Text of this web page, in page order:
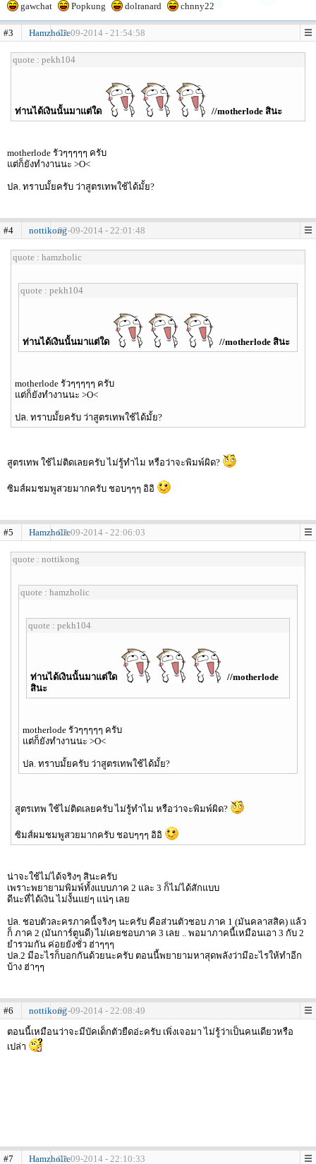
gawchat Popkung dolranard chnny22
#3 Hamzholic02-09-2014 - 21:54:58
quote : pekh104
ท่านได้เงินนั้นมาแต่ใด //motherlode สินะ
motherlode รัวๆๆๆๆๆ ครับ
แต่ก็ยังทำงานนะ >O<
ปล. ทราบมั้ยครับ ว่าสูตรเทพใช้ได้มั้ย?
#4 nottikong02-09-2014 - 22:01:48
quote : hamzholic
quote : pekh104
ท่านได้เงินนั้นมาแต่ใด //motherlode สินะ
motherlode รัวๆๆๆๆๆ ครับ
แต่ก็ยังทำงานนะ >O<
ปล. ทราบมั้ยครับ ว่าสูตรเทพใช้ได้มั้ย?
สูตรเทพ ใช้ไม่ติดเลยครับ ไม่รู้ทำไม หรือว่าจะพิมพ์ผิด?
ซิมส์ผมชมพูสวยมากครับ ชอบๆๆๆ อิอิ
#5 Hamzholic02-09-2014 - 22:06:03
quote : nottikong
quote : hamzholic
quote : pekh104
ท่านได้เงินนั้นมาแต่ใด
//motherlode
สินะ
motherlode รัวๆๆๆๆๆ ครับ
แต่ก็ยังทำงานนะ >O<
ปล. ทราบมั้ยครับ ว่าสูตรเทพใช้ได้มั้ย?
สูตรเทพ ใช้ไม่ติดเลยครับ ไม่รู้ทำไม หรือว่าจะพิมพ์ผิด?
ซิมส์ผมชมพูสวยมากครับ ชอบๆๆๆ อิอิ
น่าจะใช้ไม่ได้จริงๆ สินะครับ
เพราะพยายามพิมพ์ทั้งแบบภาค 2 และ 3 ก็ไม่ได้สักแบบ
ดีนะที่ได้เงิน ไม่งั้นแย่ๆ แน่ๆ เลย
ปล. ชอบตัวละครภาคนี้จริงๆ นะครับ คือส่วนตัวชอบ ภาค 1 (มันคลาสสิค) แล้ว
ก็ ภาค 2 (มันการ์ตูนดี) ไม่เคยชอบภาค 3 เลย .. พอมาภาคนี้เหมือนเอา 3 กับ 2
ยำรวมกัน ค่อยยังชั่ว ฮ่าๆๆๆ
ปล.2 มีอะไรก็บอกกันด้วยนะครับ ตอนนี้พยายามหาสุดพลังว่ามีอะไรให้ทำอีก
บ้าง ฮ่าๆๆ
#6 nottikong02-09-2014 - 22:08:49
ตอนนี้เหมือนว่าจะมีบัคเด็กตัวยืดอ่ะครับ เพิ่งเจอมา ไม่รู้ว่าเป็นคนเดียวหรือ
เปล่า
#7 Hamzholic02-09-2014 - 22:10:33